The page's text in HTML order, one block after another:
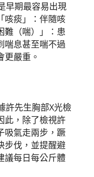
早期最容易出現
咳痰」：伴隨咳
難（喘）」：患
喘息甚至喘不過
嚴重。
許先生胸部X光檢
此，除了檢視許
吸氣走兩步，蹶
步伐，並提醒避
議每日每公斤體